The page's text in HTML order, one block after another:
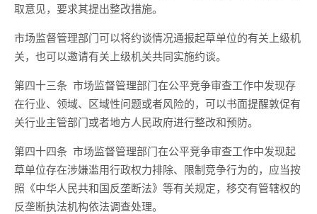
取意见，要求其提出整改措施。
市场监督管理部门可以将约谈情况通报起草单位的有关上级机
关，也可以邀请有关上级机关共同实施约谈。
第四十三条 市场监督管理部门在公平竞争审查工作中发现存
在行业、领域、 区域性问题或者风险的，可以书面提醒敦促有
关行业主管部门或者地方人民政府进行整改和预防。
第四十四条 市场监督管理部门在公平竞争审查工作中发现起
草单位存在涉嫌滥用行政权力排除、限制竞争行为的，应当按
照《中华人民共和国反垄断法》等有关规定，移交有管辖权的
反垄断执法机构依法调查处理。